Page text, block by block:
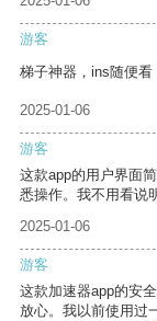
游客
梯子神器，ins随便看
2025-01-06
游客
这款app的用户界面
悉操作。我不用看说
2025-01-06
游客
这款加速器app的安
放心。我以前使用过